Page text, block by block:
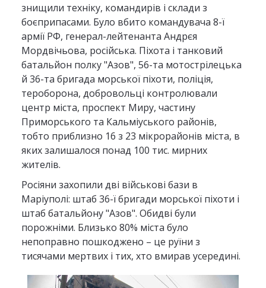
знищили техніку, командирів і склади з
боєприпасами. Було вбито командувача 8-ї
армії РФ, генерал-лейтенанта Андрєя
Мордвічьова, російська. Піхота і танковий
батальйон полку "Азов", 56-та мотострілецька
й 36-та бригада морської піхоти, поліція,
тероборона, добровольці контролювали
центр міста, проспект Миру, частину
Приморського та Кальміуського районів,
тобто приблизно 16 з 23 мікрорайонів міста, в
яких залишалося понад 100 тис. мирних
жителів.
Росіяни захопили дві військові бази в
Маріуполі: штаб 36-ї бригади морської піхоти і
штаб батальйону "Азов". Обидві були
порожніми. Близько 80% міста було
непоправно пошкоджено – це руїни з
тисячами мертвих і тих, хто вмирав усередині.